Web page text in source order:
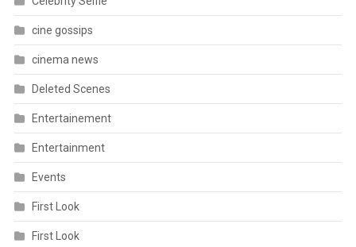
cine gossips
cinema news
Deleted Scenes
Entertainement
Entertainment
Events
First Look
First Look